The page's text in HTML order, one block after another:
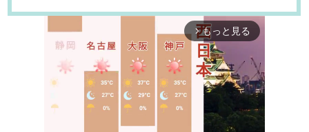
arrow_forward_ios もっと見る